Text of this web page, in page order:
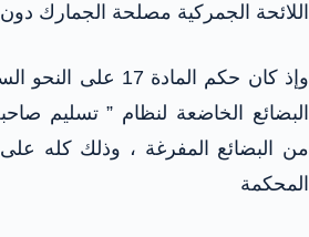
اللائحة الجمركية مصلحة الجمارك
وإذ كان حكم المادة
البضائع الخاضعة لنظام ” تسليم
من البضائع المفرغة ، وذلك كله
المحكمة